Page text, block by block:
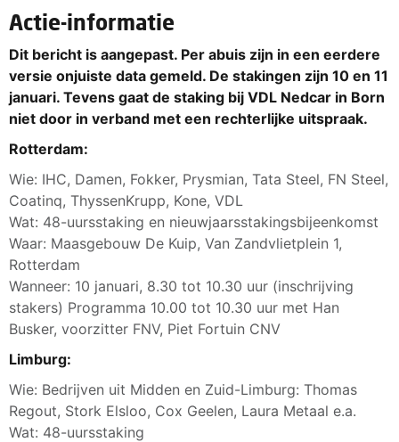
Actie-informatie
Dit bericht is aangepast. Per abuis zijn in een eerdere
versie onjuiste data gemeld. De stakingen zijn 10 en 11
januari. Tevens gaat de staking bij VDL Nedcar in Born
niet door in verband met een rechterlijke uitspraak.
Rotterdam:
Wie: IHC, Damen, Fokker, Prysmian, Tata Steel, FN Steel,
Coatinq, ThyssenKrupp, Kone, VDL
Wat: 48-uursstaking en nieuwjaarsstakingsbijeenkomst
Waar: Maasgebouw De Kuip, Van Zandvlietplein 1,
Rotterdam
Wanneer: 10 januari, 8.30 tot 10.30 uur (inschrijving
stakers) Programma 10.00 tot 10.30 uur met Han
Busker, voorzitter FNV, Piet Fortuin CNV
Limburg:
Wie: Bedrijven uit Midden en Zuid-Limburg: Thomas
Regout, Stork Elsloo, Cox Geelen, Laura Metaal e.a.
Wat: 48-uursstaking